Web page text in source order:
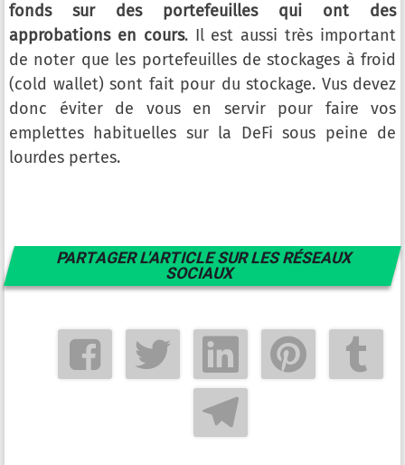
fonds sur des portefeuilles qui ont des
approbations en cours. Il est aussi très important
de noter que les portefeuilles de stockages à froid
(cold wallet) sont fait pour du stockage. Vus devez
donc éviter de vous en servir pour faire vos
emplettes habituelles sur la DeFi sous peine de
lourdes pertes.
PARTAGER L'ARTICLE SUR LES RÉSEAUX
SOCIAUX